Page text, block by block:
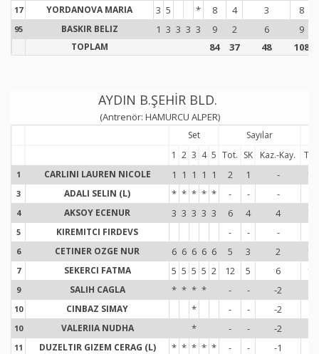
17 YORDANOVA MARIA 3 5 * 8 4 3 8
95 BASKIR BELIZ 1 3 3 3 3 9 2 6 9
TOPLAM 84 37 48 108
AYDIN B.ŞEHİR BLD.
(Antrenör: HAMURCU ALPER)
Set
Sayılar
1 2 3 4 5 Tot. SK Kaz.-Kay. Tot.
1 CARLINI LAUREN NICOLE 1 1 1 1 1 2 1 - 18
3 ADALI SELIN (L) * * * * * - - -
4 AKSOY ECENUR 3 3 3 3 3 6 4 4 12
5 KIREMITCI FIRDEVS - - -
6 CETINER OZGE NUR 6 6 6 6 6 5 3 2 11
7 SEKERCI FATMA 5 5 5 5 2 12 5 6 16
9 SALIH CAGLA * * * * - - -2
10 CINBAZ SIMAY * - - -2
10 VALERIIA NUDHA * - - -2
11 DUZELTIR GIZEM CERAG (L) * * * * * - - -1